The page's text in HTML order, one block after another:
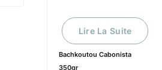
Bachkoutou Cabonista
350gr
Lire La Suite